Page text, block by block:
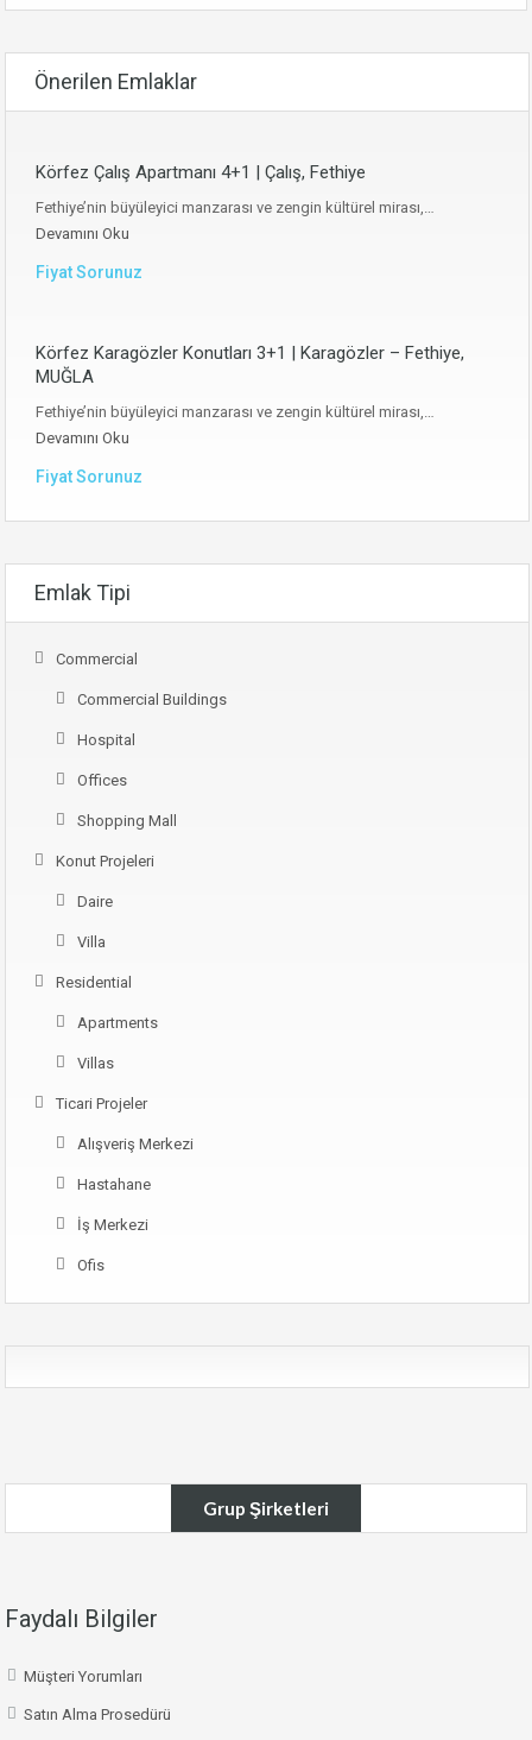
Önerilen Emlaklar
Körfez Çalış Apartmanı 4+1 | Çalış, Fethiye
Fethiye’nin büyüleyici manzarası ve zengin kültürel mirası,…
Devamını Oku
Fiyat Sorunuz
Körfez Karagözler Konutları 3+1 | Karagözler – Fethiye,
MUĞLA
Fethiye’nin büyüleyici manzarası ve zengin kültürel mirası,…
Devamını Oku
Fiyat Sorunuz
Emlak Tipi
Commercial
Commercial Buildings
Hospital
Offices
Shopping Mall
Konut Projeleri
Daire
Villa
Residential
Apartments
Villas
Ticari Projeler
Alışveriş Merkezi
Hastahane
İş Merkezi
Ofis
Grup Şirketleri
Faydalı Bilgiler
Müşteri Yorumları
Satın Alma Prosedürü